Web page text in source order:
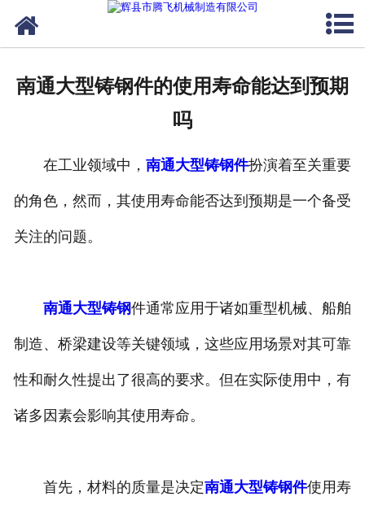
南通大型铸钢件的使用寿命能达到预期
吗
在工业领域中， 南通大型铸钢件扮演着至关重要
的角色，然而，其使用寿命能否达到预期是一个备受
关注的问题。
南通大型铸钢件通常应用于诸如重型机械、船舶
制造、桥梁建设等关键领域，这些应用场景对其可靠
性和耐久性提出了很高的要求。但在实际使用中，有
诸多因素会影响其使用寿命。
首先，材料的质量是决定南通大型铸钢件使用寿